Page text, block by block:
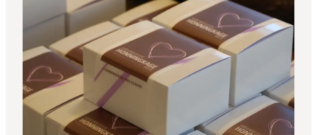
Regionen
Erlebnisse
Unterkünfte
Reiseplanung